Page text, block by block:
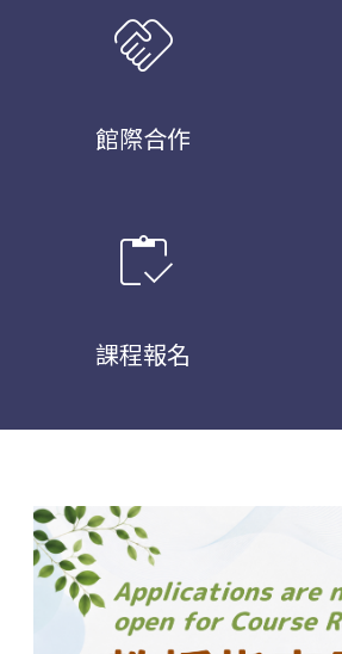
handshake
館際合作
inventory
課程報名